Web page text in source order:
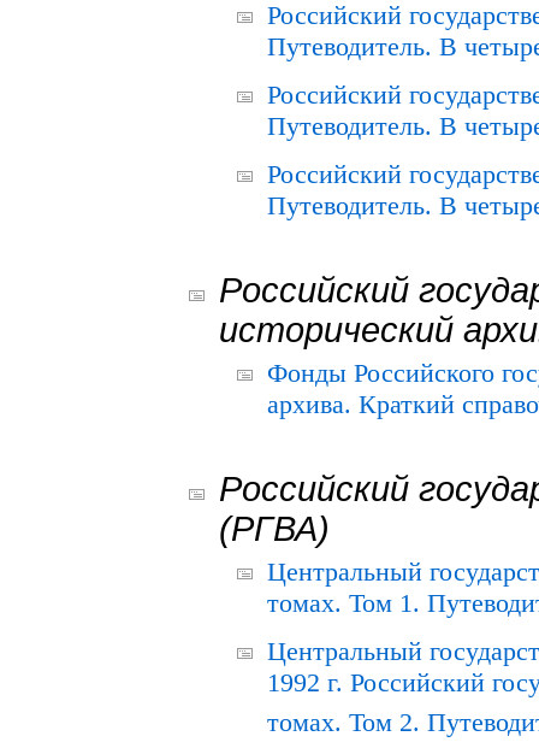
Российский
Путеводитель. В
Российский
Путеводитель. В
Российский
Путеводитель. В
Российский
исторический
Фонды Российского
архива. Краткий
Российский
(РГВА)
Центральный
томах. Том 1.
Центральный
1992 г. Российский
томах. Том 2.